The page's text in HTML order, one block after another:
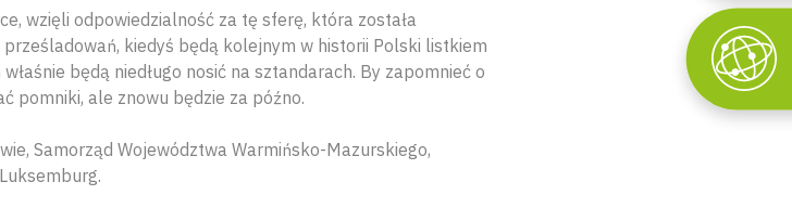
wzięli odpowiedzialność za tę sferę, która została
kiedyś będą kolejnym w historii Polski listkiem
będą niedługo nosić na sztandarach. By zapomnieć o
pomniki, ale znowu będzie za późno.
Samorząd Województwa Warmińsko-Mazurskiego,